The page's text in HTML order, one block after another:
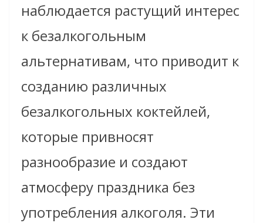
наблюдается растущий интерес
к безалкогольным
альтернативам, что приводит к
созданию различных
безалкогольных коктейлей,
которые привносят
разнообразие и создают
атмосферу праздника без
употребления алкоголя. Эти